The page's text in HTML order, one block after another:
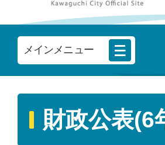
メインメニュー
財政公表(6